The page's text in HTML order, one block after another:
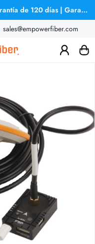
Entrega en 3 a 5 días en España | Garantía de 120 días | Garantía de reembolso
sales@empowerfiber.com